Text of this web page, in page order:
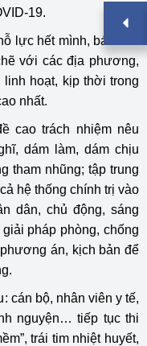
19.
lực hết mình, bám sát
với các địa phương,
hoạt, kịp thời trong
nhất.
cao trách nhiệm nêu
dám làm, dám chịu
tham nhũng; tập trung
hệ thống chính trị vào
dân, chủ động, sáng
pháp phòng, chống
án, kịch bản để
cán bộ, nhân viên y tế,
nguyện… tiếp tục thi
trái tim nhiệt huyết,